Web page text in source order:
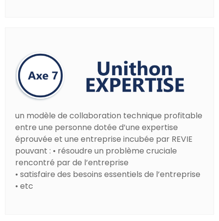
un modèle de collaboration technique profitable
entre une personne dotée d’une expertise
éprouvée et une entreprise incubée par REVIE
pouvant : • résoudre un problème cruciale
rencontré par de l’entreprise
• satisfaire des besoins essentiels de l’entreprise
• etc